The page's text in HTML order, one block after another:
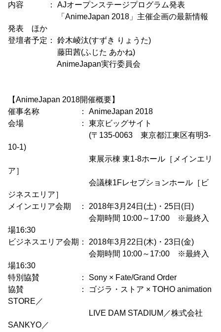
内容 ： AJオープンステージプログラム発表
「AnimeJapan 2018」主催企画の最新情報
発表 ほか
登壇者予定： 鈴木崚汰(すずき りょうた)
藤田茜(ふじた あかね)
AnimeJapan実行委員会
【AnimeJapan 2018開催概要】
催事名称 ： AnimeJapan 2018
会場 ： 東京ビッグサイト
(〒135-0063 東京都江東区有明3-
10-1)
東展示棟 東1-8ホール［メインエリ
ア］
会議棟1Fレセプションホール［ビ
ジネスエリア］
メインエリア会期 ： 2018年3月24日(土)・25日(日)
会期時間 10:00～17:00 ※最終入
場16:30
ビジネスエリア会期： 2018年3月22日(木)・23日(金)
会期時間 10:00～17:00 ※最終入
場16:30
特別協賛 ： Sony × Fate/Grand Order
協賛 ： ゴジラ・ストア × TOHO animation
STORE／
LIVE DAM STADIUM／株式会社
SANKYO／